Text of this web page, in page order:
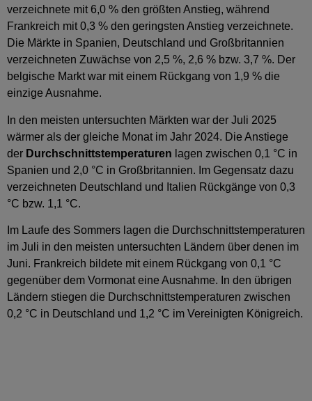
verzeichnete mit 6,0 % den größten Anstieg, während
Frankreich mit 0,3 % den geringsten Anstieg verzeichnete.
Die Märkte in Spanien, Deutschland und Großbritannien
verzeichneten Zuwächse von 2,5 %, 2,6 % bzw. 3,7 %. Der
belgische Markt war mit einem Rückgang von 1,9 % die
einzige Ausnahme.
In den meisten untersuchten Märkten war der Juli 2025
wärmer als der gleiche Monat im Jahr 2024. Die Anstiege
der Durchschnittstemperaturen lagen zwischen 0,1 °C in
Spanien und 2,0 °C in Großbritannien. Im Gegensatz dazu
verzeichneten Deutschland und Italien Rückgänge von 0,3
°C bzw. 1,1 °C.
Im Laufe des Sommers lagen die Durchschnittstemperaturen
im Juli in den meisten untersuchten Ländern über denen im
Juni. Frankreich bildete mit einem Rückgang von 0,1 °C
gegenüber dem Vormonat eine Ausnahme. In den übrigen
Ländern stiegen die Durchschnittstemperaturen zwischen
0,2 °C in Deutschland und 1,2 °C im Vereinigten Königreich.